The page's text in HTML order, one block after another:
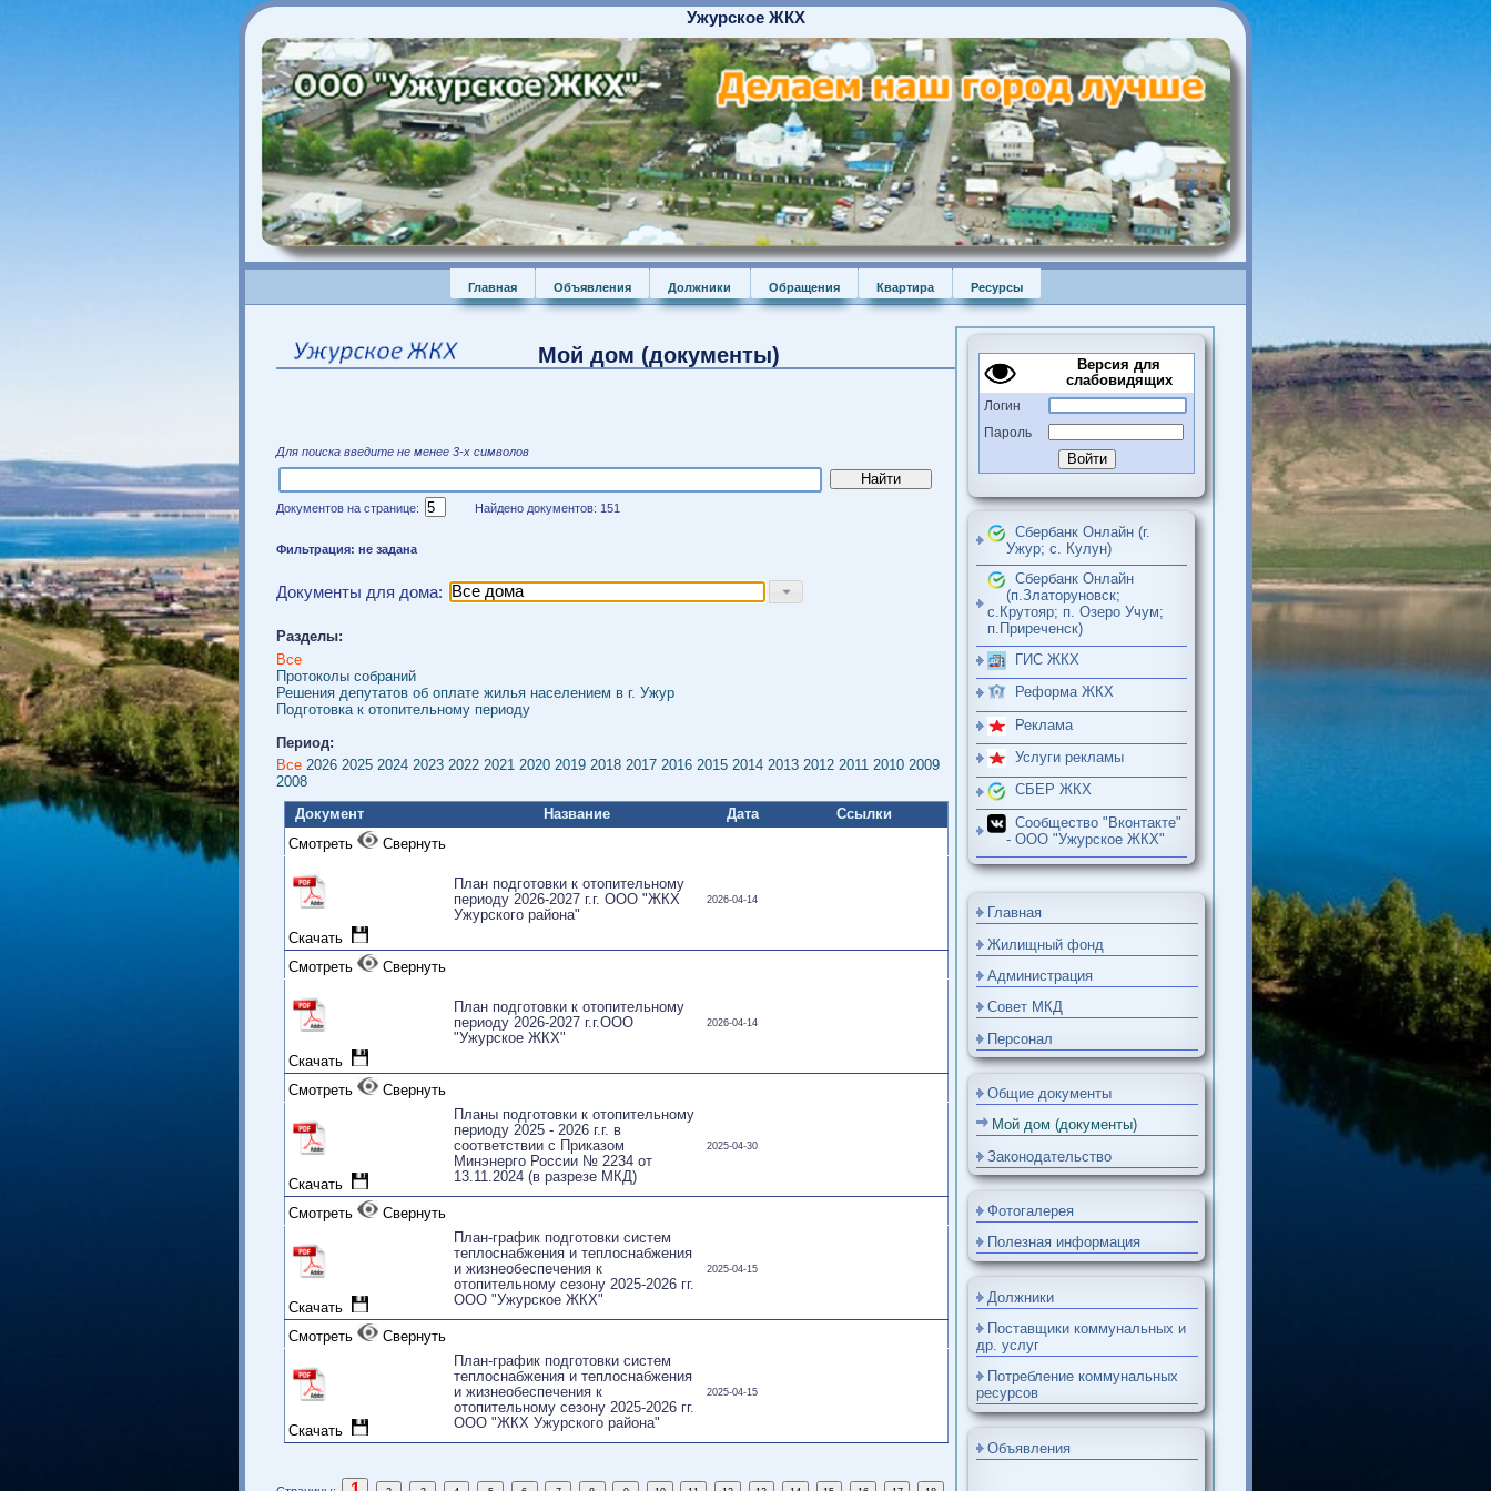
Ужурское ЖКХ
Главная Объявления Должники Обращения Квартира Ресурсы
Версия для
слабовидящих
Логин
Пароль
Сбербанк Онлайн (г.
Ужур; с. Кулун)
Сбербанк Онлайн
(п.Златоруновск;
с.Крутояр; п. Озеро Учум;
п.Приреченск)
ГИС ЖКХ
Реформа ЖКХ
Реклама
Услуги рекламы
СБЕР ЖКХ
Сообщество "Вконтакте"
Главная
Совет МКД
Персонал
Общие документы
Мой дом (документы)
Законодательство
Фотогалерея
Полезная информация
др. услуг
Потребление коммунальных
Мой дом (документы)
Разделы:
Все
Протоколы собраний
Подготовка к отопительному периоду
Период:
Все 2026 2025 2024 2023 2022 2021 2020 2019 2018 2017 2016 2015 2014 2013 2012 2011 2010
2009
2008
Документ
Cмотреть
Свернуть
периоду 2026-2027 г.г. ООО "ЖКХ
Cмотреть Свернуть
периоду 2026-2027 г.г.ООО 2026-04-14
Cмотреть Свернуть
Скачать
Планы подготовки к отопительному
периоду 2025 - 2026 г.г. в
13.11.2024 (в разрезе МКД)
Cмотреть Свернуть
Скачать
План-график подготовки систем
теплоснабжения и теплоснабжения
отопительному сезону 2025-2026 гг.
ООО "Ужурское ЖКХ"
Свернуть
План-график подготовки систем
теплоснабжения и теплоснабжения
отопительному сезону 2025-2026 гг.